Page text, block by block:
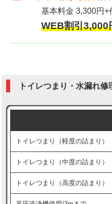
基本料金 3,300円+
WEB割引
トイレつまり・水漏れ
トイレつまり（軽度の詰まり）
トイレつまり（中度の詰まり）
トイレつまり（高度の詰まり）